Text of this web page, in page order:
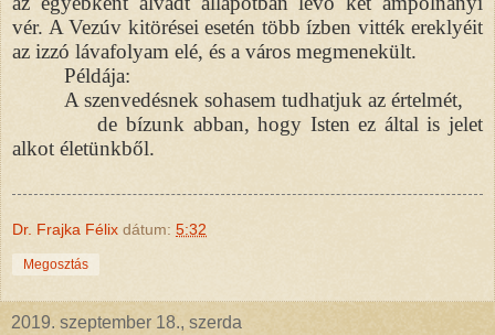
vér. A Vezúv kitörései esetén több ízben vitték ereklyéit
az izzó lávafolyam elé, és a város megmenekült.
Példája:
A szenvedésnek sohasem tudhatjuk az értelmét,
de bízunk abban, hogy Isten ez által is jelet
alkot életünkből.
Dr. Frajka Félix dátum: 5:32
Megosztás
2019. szeptember 18., szerda